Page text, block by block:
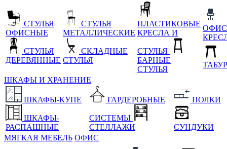
СТУЛЬЯ
ОФИСНЫЕ
СТУЛЬЯ
ДЕРЕВЯННЫЕ
СТУЛЬЯ
МЕТАЛЛИЧЕСКИЕ
СКЛАДНЫЕ
СТУЛЬЯ
ПЛАСТИКОВЫЕ
КРЕСЛА И
СТУЛЬЯ
БАРНЫЕ
СТУЛЬЯ
ШКАФЫ И ХРАНЕНИЕ
ШКАФЫ-КУПЕ
ШКАФЫ-
РАСПАШНЫЕ
ГАРДЕРОБНЫЕ
СИСТЕМЫ
СТЕЛЛАЖИ
ПОЛКИ
СУНДУКИ
МЯГКАЯ МЕБЕЛЬ ОФИС